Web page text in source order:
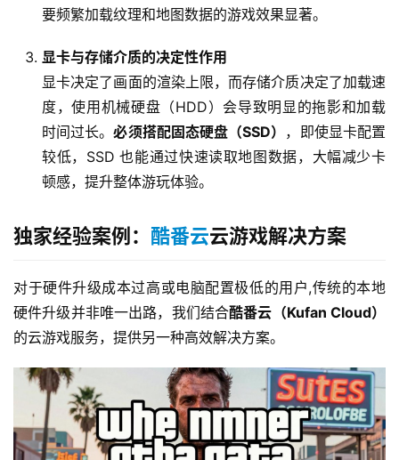
要频繁加载纹理和地图数据的游戏效果显著。
显卡与存储介质的决定性作用
显卡决定了画面的渲染上限，而存储介质决定了加载速
度，使用机械硬盘（HDD）会导致明显的拖影和加载
时间过长。必须搭配固态硬盘（SSD） ，即使显卡配置
较低，SSD 也能通过快速读取地图数据，大幅减少卡
顿感，提升整体游玩体验。
独家经验案例： 酷番云云游戏解决方案
对于硬件升级成本过高或电脑配置极低的用户,传统的本地
硬件升级并非唯一出路，我们结合酷番云（Kufan Cloud）
的云游戏服务，提供另一种高效解决方案。